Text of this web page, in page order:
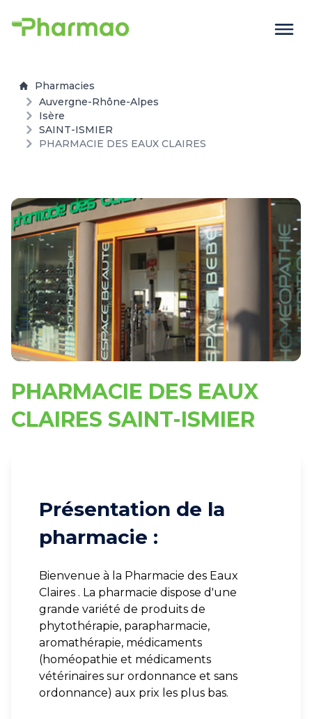
Pharmacies
Auvergne-Rhône-Alpes
Isère
SAINT-ISMIER
PHARMACIE DES EAUX CLAIRES
PHARMACIE DES EAUX
CLAIRES SAINT-ISMIER
Présentation de la
pharmacie :
Bienvenue à la Pharmacie des Eaux
Claires . La pharmacie dispose d'une
grande variété de produits de
phytothérapie, parapharmacie,
aromathérapie, médicaments
(homéopathie et médicaments
vétérinaires sur ordonnance et sans
ordonnance) aux prix les plus bas.